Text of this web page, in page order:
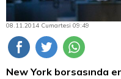
08.11.2014 Cumartesi 09:49
New York borsasında